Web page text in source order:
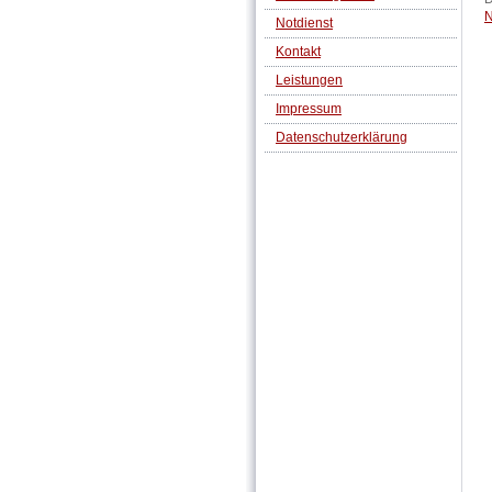
Notdienst
Kontakt
Leistungen
Impressum
Datenschutzerklärung